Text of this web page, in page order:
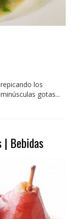
los
gotas...
Bebidas